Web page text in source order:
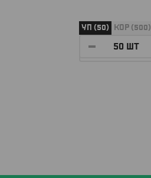
УП (50) КОР (500)